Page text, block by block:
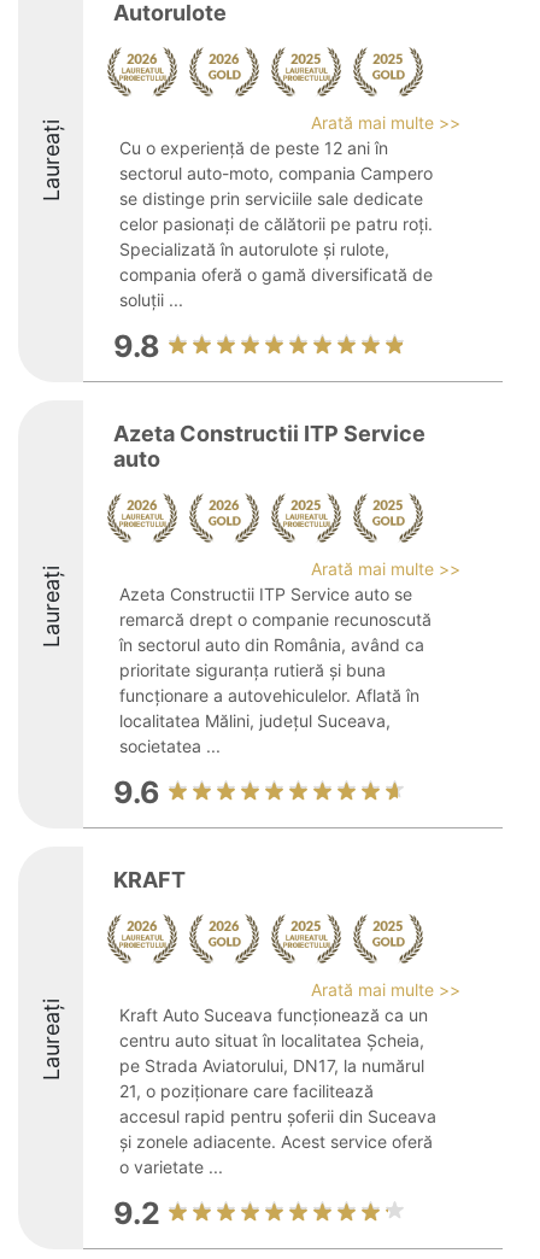
Laureați
Autorulote
Arată mai multe >>
Cu o experiență de peste 12 ani în
sectorul auto-moto, compania Campero
se distinge prin serviciile sale dedicate
celor pasionați de călătorii pe patru roți.
Specializată în autorulote și rulote,
compania oferă o gamă diversificată de
soluții ...
9.8
Laureați
Azeta Constructii ITP Service
auto
Arată mai multe >>
Azeta Constructii ITP Service auto se
remarcă drept o companie recunoscută
în sectorul auto din România, având ca
prioritate siguranța rutieră și buna
funcționare a autovehiculelor. Aflată în
localitatea Mălini, județul Suceava,
societatea ...
9.6
Laureați
KRAFT
Arată mai multe >>
Kraft Auto Suceava funcționează ca un
centru auto situat în localitatea Șcheia,
pe Strada Aviatorului, DN17, la numărul
21, o poziționare care facilitează
accesul rapid pentru șoferii din Suceava
și zonele adiacente. Acest service oferă
o varietate ...
9.2